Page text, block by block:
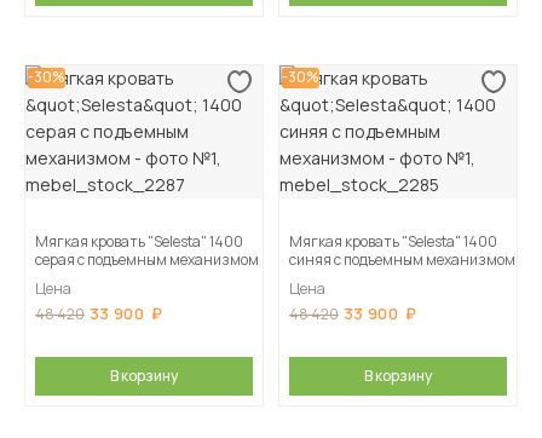
-30%
Мягкая кровать "Selesta" 1400
серая с подъемным механизмом
Цена
48 420 33 900
В корзину
-30%
Мягкая кровать "Selesta" 1400
синяя с подъемным механизмом
Цена
48 420 33 900
В корзину